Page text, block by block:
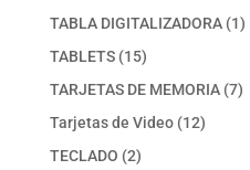
producto
TABLA DIGITALIZADORA 11
TABLETS 1515
productos
TARJETAS DE MEMORIA 77
Tarjetas de Video 1212
TECLADO 22